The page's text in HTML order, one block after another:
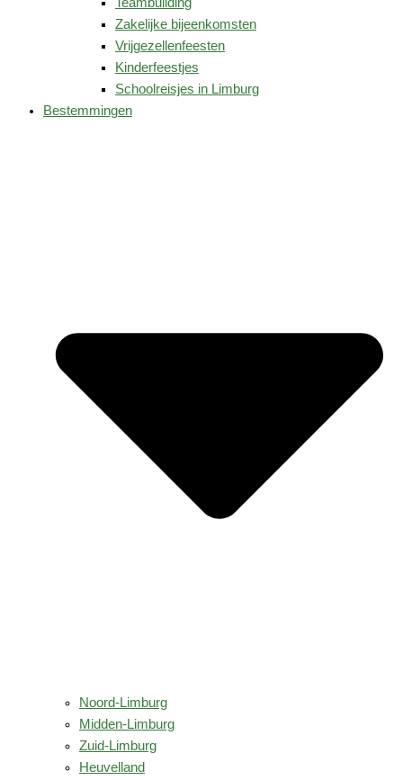
Zakelijke bijeenkomsten
Vrijgezellenfeesten
Kinderfeestjes
Schoolreisjes in Limburg
Bestemmingen
Noord-Limburg
Midden-Limburg
Zuid-Limburg
Heuvelland